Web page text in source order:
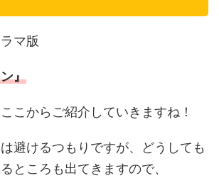
マ版
』
こからご紹介していきますね！
避けるつもりですが、どうしても
ところも出てきますので、